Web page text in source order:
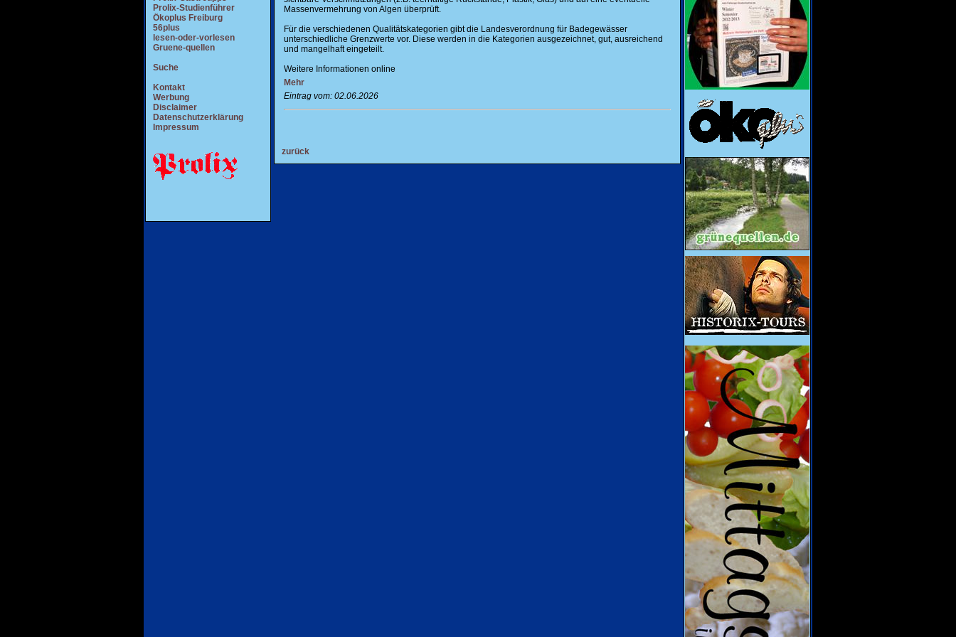
Prolix-Studienführer
Ökoplus Freiburg
56plus
lesen-oder-vorlesen
Gruene-quellen
Suche
Kontakt
Werbung
Disclaimer
Datenschutzerklärung
Impressum
Massenvermehrung von Algen überprüft.
Für die verschiedenen Qualitätskategorien gibt die Landesverordnung für Badegewässer
unterschiedliche Grenzwerte vor. Diese werden in die Kategorien ausgezeichnet, gut, ausreichend
und mangelhaft eingeteilt.
Weitere Informationen online
Mehr
Eintrag vom: 02.06.2026
zurück